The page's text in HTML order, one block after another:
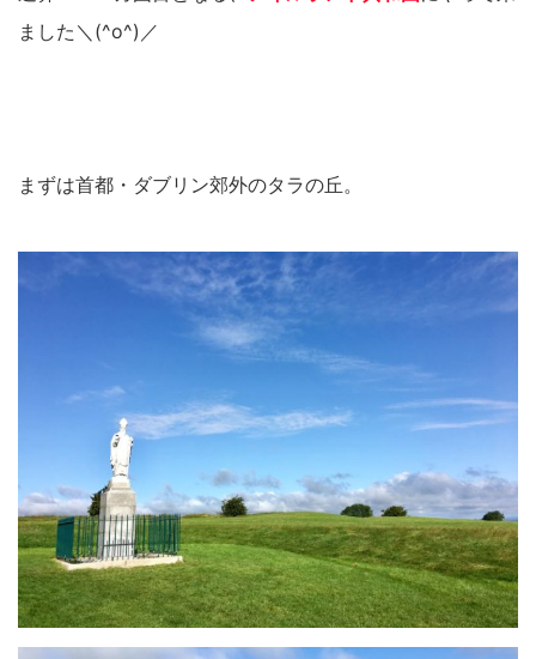
ました＼(^o^)／
まずは首都・ダブリン郊外のタラの丘。